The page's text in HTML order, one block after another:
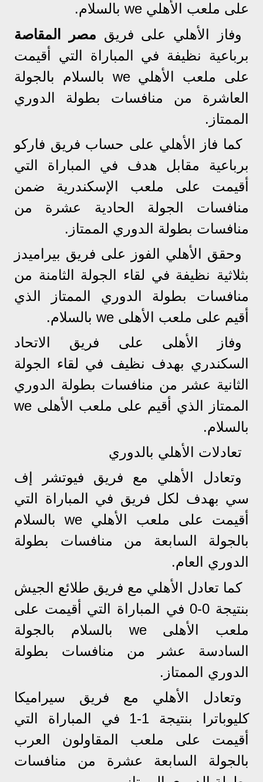
على ملعب الأهلي we بالسلام.
وفاز الأهلي على فريق مصر المقاصة
برباعية نظيفة في المباراة التي أقيمت
على ملعب الأهلي we بالسلام بالجولة
العاشرة من منافسات بطولة الدوري
الممتاز.
كما فاز الأهلي على حساب فريق فاركو
برباعية مقابل هدف في المباراة التي
أقيمت على ملعب الإسكندرية ضمن
منافسات الجولة الحادية عشرة من
منافسات بطولة الدوري الممتاز.
وحقق الأهلي الفوز على فريق بيراميدز
بثلاثية نظيفة في لقاء الجولة الثامنة من
منافسات بطولة الدوري الممتاز الذي
أقيم على ملعب الأهلى we بالسلام.
وفاز الأهلى على فريق الاتحاد
السكندري بهدف نظيف في لقاء الجولة
الثانية عشر من منافسات بطولة الدوري
الممتاز الذي أقيم على ملعب الأهلى we
بالسلام.
تعادلات الأهلي بالدوري
وتعادل الأهلي مع فريق فيوتشر إف
سي بهدف لكل فريق في المباراة التي
أقيمت على ملعب الأهلي we بالسلام
بالجولة السابعة من منافسات بطولة
الدوري العام.
كما تعادل الأهلي مع فريق طلائع الجيش
بنتيجة 0-0 في المباراة التي أقيمت على
ملعب الأهلى we بالسلام بالجولة
السادسة عشر من منافسات بطولة
الدوري الممتاز.
وتعادل الأهلي مع فريق سيراميكا
كليوباترا بنتيجة 1-1 في المباراة التي
أقيمت على ملعب المقاولون العرب
بالجولة السابعة عشرة من منافسات